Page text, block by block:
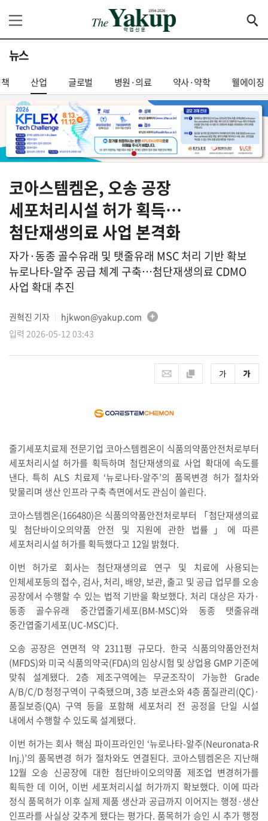
뉴스
산업 글로벌 병원·의료 약사·약학 웰에이징
코아스템켐온, 오송 공장
세포처리시설 허가 획득…
첨단재생의료 사업 본격화
자가·동종 골수유래 및 탯줄유래 MSC 처리 기반 확보
뉴로나타-알주 공급 체계 구축…첨단재생의료 CDMO
사업 확대 추진
권혁진 기자
hjkwon@yakup.com
입력 2026-05-12 03:43
줄기세포치료제 전문기업 코아스템켐온이 식품의약품안전처로부터
세포처리시설 허가를 획득하며 첨단재생의료 사업 확대에 속도를
낸다. 특히 ALS 치료제 ‘뉴로나타-알주’의 품목변경 허가 절차와
맞물리며 생산 인프라 구축 측면에서도 관심이 쏠린다.
코아스템켐온(166480)은 식품의약품안전처로부터 「첨단재생의료
및 첨단바이오의약품 안전 및 지원에 관한 법률」에 따른
세포처리시설 허가를 획득했다고 12일 밝혔다.
이번 허가로 회사는 첨단재생의료 연구 및 치료에 사용되는
인체세포등의 접수, 검사, 처리, 배양, 보관, 출고 및 공급 업무를 오송
공장에서 수행할 수 있는 법적 기반을 확보했다. 처리 대상은 자가·
동종 골수유래 중간엽줄기세포(BM-MSC)와 동종 탯줄유래
중간엽줄기세포(UC-MSC)다.
오송 공장은 연면적 약 2311평 규모다. 한국 식품의약품안전처
(MFDS)와 미국 식품의약국(FDA)의 임상시험 및 상업용 GMP 기준에
맞춰 설계됐다. 2층 제조구역에는 무균조작이 가능한 Grade
A/B/C/D 청정구역이 구축됐으며, 3층 보관소와 4층 품질관리(QC)·
품질보증(QA) 구역 등을 포함해 세포처리 전 공정을 단일 시설
내에서 수행할 수 있도록 설계됐다.
이번 허가는 회사 핵심 파이프라인인 ‘뉴로나타-알주(Neuronata-R
Inj.)’의 품목변경 허가 절차와도 연결된다. 코아스템켐온은 지난해
12월 오송 신공장에 대한 첨단바이오의약품 제조업 변경허가를
획득한 데 이어, 이번 세포처리시설 허가까지 확보했다. 이에 따라
정식 품목허가 이후 실제 제품 생산과 공급까지 이어지는 행정·생산
인프라를 사실상 갖추게 됐다는 평가다. 품목허가 승인 시 추가 행정